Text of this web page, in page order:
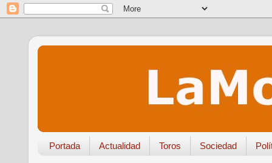
Portada Actualidad Toros Sociedad